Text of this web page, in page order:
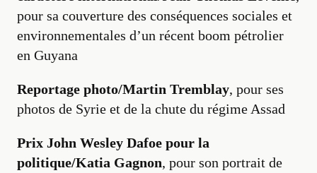
pour sa couverture des conséquences sociales et
environnementales d’un récent boom pétrolier
en Guyana
Reportage photo/Martin Tremblay, pour ses
photos de Syrie et de la chute du régime Assad
Prix John Wesley Dafoe pour la
politique/Katia Gagnon, pour son portrait de